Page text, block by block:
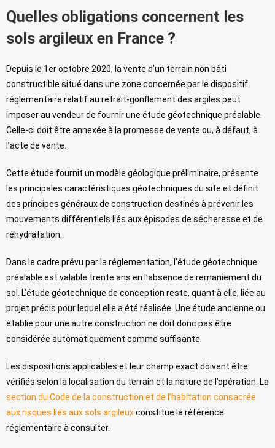
Quelles obligations concernent les
sols argileux en France ?
Depuis le 1er octobre 2020, la vente d’un terrain non bâti
constructible situé dans une zone concernée par le dispositif
réglementaire relatif au retrait-gonflement des argiles peut
imposer au vendeur de fournir une étude géotechnique préalable.
Celle-ci doit être annexée à la promesse de vente ou, à défaut, à
l’acte de vente.
Cette étude fournit un modèle géologique préliminaire, présente
les principales caractéristiques géotechniques du site et définit
des principes généraux de construction destinés à prévenir les
mouvements différentiels liés aux épisodes de sécheresse et de
réhydratation.
Dans le cadre prévu par la réglementation, l’étude géotechnique
préalable est valable trente ans en l’absence de remaniement du
sol. L’étude géotechnique de conception reste, quant à elle, liée au
projet précis pour lequel elle a été réalisée. Une étude ancienne ou
établie pour une autre construction ne doit donc pas être
considérée automatiquement comme suffisante.
Les dispositions applicables et leur champ exact doivent être
vérifiés selon la localisation du terrain et la nature de l’opération. La
section du Code de la construction et de l’habitation consacrée
aux risques liés aux sols argileuxconstitue la référence
réglementaire à consulter.